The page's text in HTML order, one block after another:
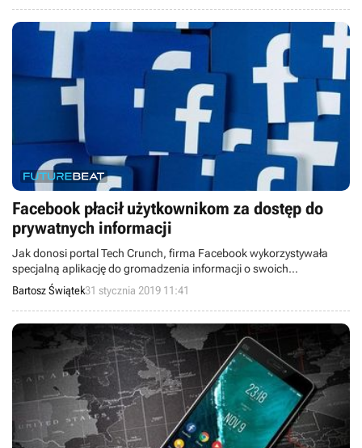
Facebook płacił użytkownikom za dostęp do
prywatnych informacji
Jak donosi portal Tech Crunch, firma Facebook wykorzystywała
specjalną aplikację do gromadzenia informacji o swoich
użytkownikach. Program był zarezerwowany dla osób w wieku 13-
35 lat, a jego uczestnicy otrzymywali pieniądze za swoje wrażliwe
dane.
Bartosz Świątek31 stycznia 2019 11:41